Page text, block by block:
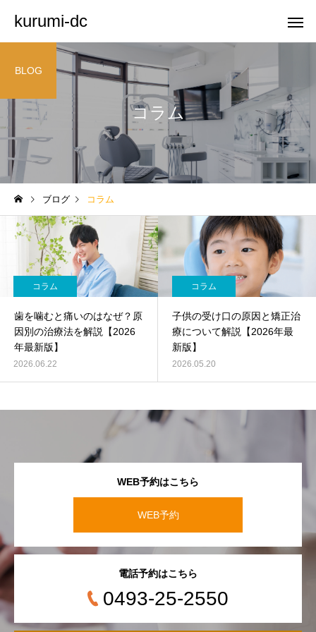
kurumi-dc
コラム
BLOG
ブログ コラム
コラム
歯を噛むと痛いのはなぜ？原
因別の治療法を解説【2026
年最新版】
2026.06.22
コラム
子供の受け口の原因と矯正治
療について解説【2026年最
新版】
2026.05.20
WEB予約はこちら
WEB予約
電話予約はこちら
0493-25-2550